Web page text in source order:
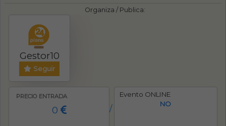
Organiza / Publica:
Gestor10
Seguir
PRECIO ENTRADA
0 /
Evento ONLINE
NO